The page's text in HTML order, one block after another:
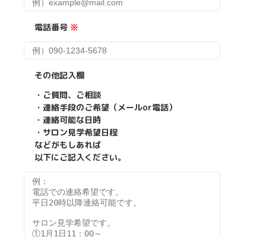
電話番号 ※
その他記入欄
・ご質問、ご相談
・連絡手段のご希望（メールor電話）
・連絡可能な日時
・サロン見学希望日程
などがもしあれば
以下にご記入ください。